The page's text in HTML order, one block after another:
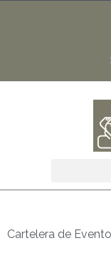
Cartelera de